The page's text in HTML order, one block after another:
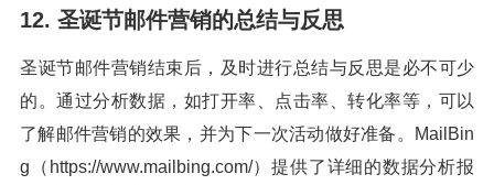
12. 圣诞节邮件营销的总结与反思
圣诞节邮件营销结束后，及时进行总结与反思是必不可少
的。通过分析数据，如打开率、点击率、转化率等，可以
了解邮件营销的效果，并为下一次活动做好准备。MailBin
g（https://www.mailbing.com/）提供了详细的数据分析报